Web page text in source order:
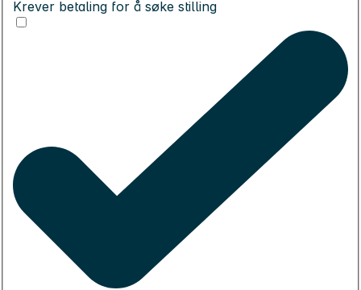
Krever betaling for å søke stilling